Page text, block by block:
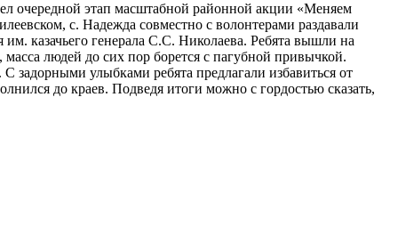
очередной этап масштабной районной акции «Меняем
с. Надежда совместно с волонтерами раздавали
казачьего генерала С.С. Николаева. Ребята вышли на
людей до сих пор борется с пагубной привычкой.
задорными улыбками ребята предлагали избавиться от
до краев. Подведя итоги можно с гордостью сказать,